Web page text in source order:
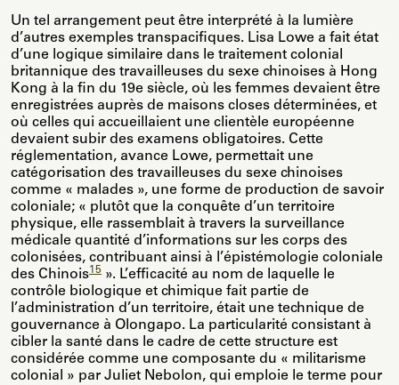
Un tel arrangement peut être interprété à la lumière
d’autres exemples transpacifiques. Lisa Lowe a fait état
d’une logique similaire dans le traitement colonial
britannique des travailleuses du sexe chinoises à Hong
Kong à la fin du 19e siècle, où les femmes devaient être
enregistrées auprès de maisons closes déterminées, et
où celles qui accueillaient une clientèle européenne
devaient subir des examens obligatoires. Cette
réglementation, avance Lowe, permettait une
catégorisation des travailleuses du sexe chinoises
comme « malades », une forme de production de savoir
coloniale; « plutôt que la conquête d’un territoire
physique, elle rassemblait à travers la surveillance
médicale quantité d’informations sur les corps des
colonisées, contribuant ainsi à l’épistémologie coloniale
des Chinois15 ». L’efficacité au nom de laquelle le
contrôle biologique et chimique fait partie de
l’administration d’un territoire, était une technique de
gouvernance à Olongapo. La particularité consistant à
cibler la santé dans le cadre de cette structure est
considérée comme une composante du « militarisme
colonial » par Juliet Nebolon, qui emploie le terme pour